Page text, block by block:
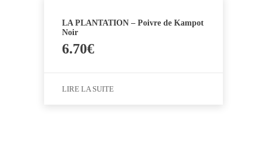
LA PLANTATION – Poivre de Kampot
Noir
6.70€
LIRE LA SUITE